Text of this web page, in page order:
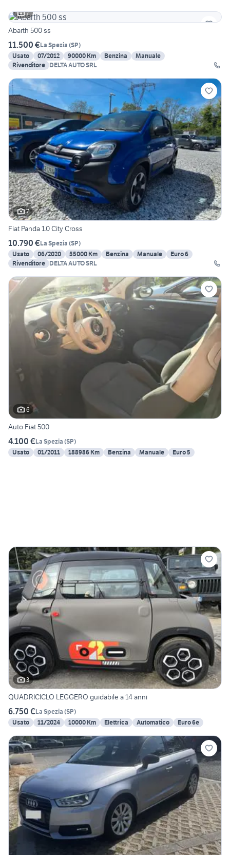
7
Abarth 500 ss
11.500 €La Spezia (SP)
Usato
07/2012 90000 Km Benzina
Manuale
Rivenditore DELTA AUTO SRL
7
Fiat Panda 1.0 City Cross
10.790 €La Spezia (SP)
Usato
06/2020 55000 Km Benzina Manuale
Euro 6
Rivenditore DELTA AUTO SRL
6
Auto Fiat 500
4.100 €La Spezia (SP)
Usato
01/2011 188986 Km Benzina Manuale Euro 5
3
QUADRICICLO LEGGERO guidabile a 14 anni
6.750 €La Spezia (SP)
Usato
11/2024 10000 Km Elettrica Automatico Euro 6e